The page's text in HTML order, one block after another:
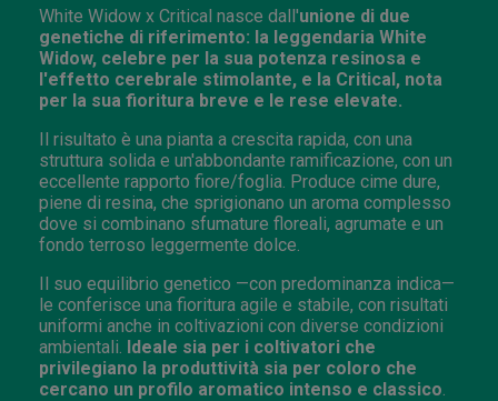
White Widow x Critical nasce dall'unione di due
genetiche di riferimento: la leggendaria White
Widow, celebre per la sua potenza resinosa e
l'effetto cerebrale stimolante, e la Critical, nota
per la sua fioritura breve e le rese elevate.
Il risultato è una pianta a crescita rapida, con una
struttura solida e un'abbondante ramificazione, con un
eccellente rapporto fiore/foglia. Produce cime dure,
piene di resina, che sprigionano un aroma complesso
dove si combinano sfumature floreali, agrumate e un
fondo terroso leggermente dolce.
Il suo equilibrio genetico —con predominanza indica—
le conferisce una fioritura agile e stabile, con risultati
uniformi anche in coltivazioni con diverse condizioni
ambientali. Ideale sia per i coltivatori che
privilegiano la produttività sia per coloro che
cercano un profilo aromatico intenso e classico